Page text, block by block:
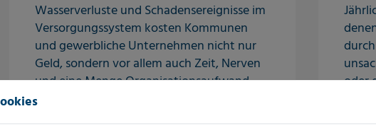
Wasserverluste und Schadensereignisse im
Versorgungssystem kosten Kommunen
und gewerbliche Unternehmen nicht nur
Geld, sondern vor allem auch Zeit, Nerven
und eine Menge Organisationsaufwand.
Selbst kleine Undichtigkeiten im
oder